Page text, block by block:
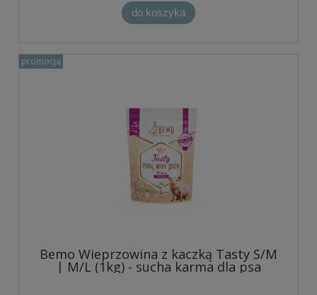
do koszyka
Bemo Wieprzowina z kaczką Tasty S/M
| M/L (1kg) - sucha karma dla psa
promocja